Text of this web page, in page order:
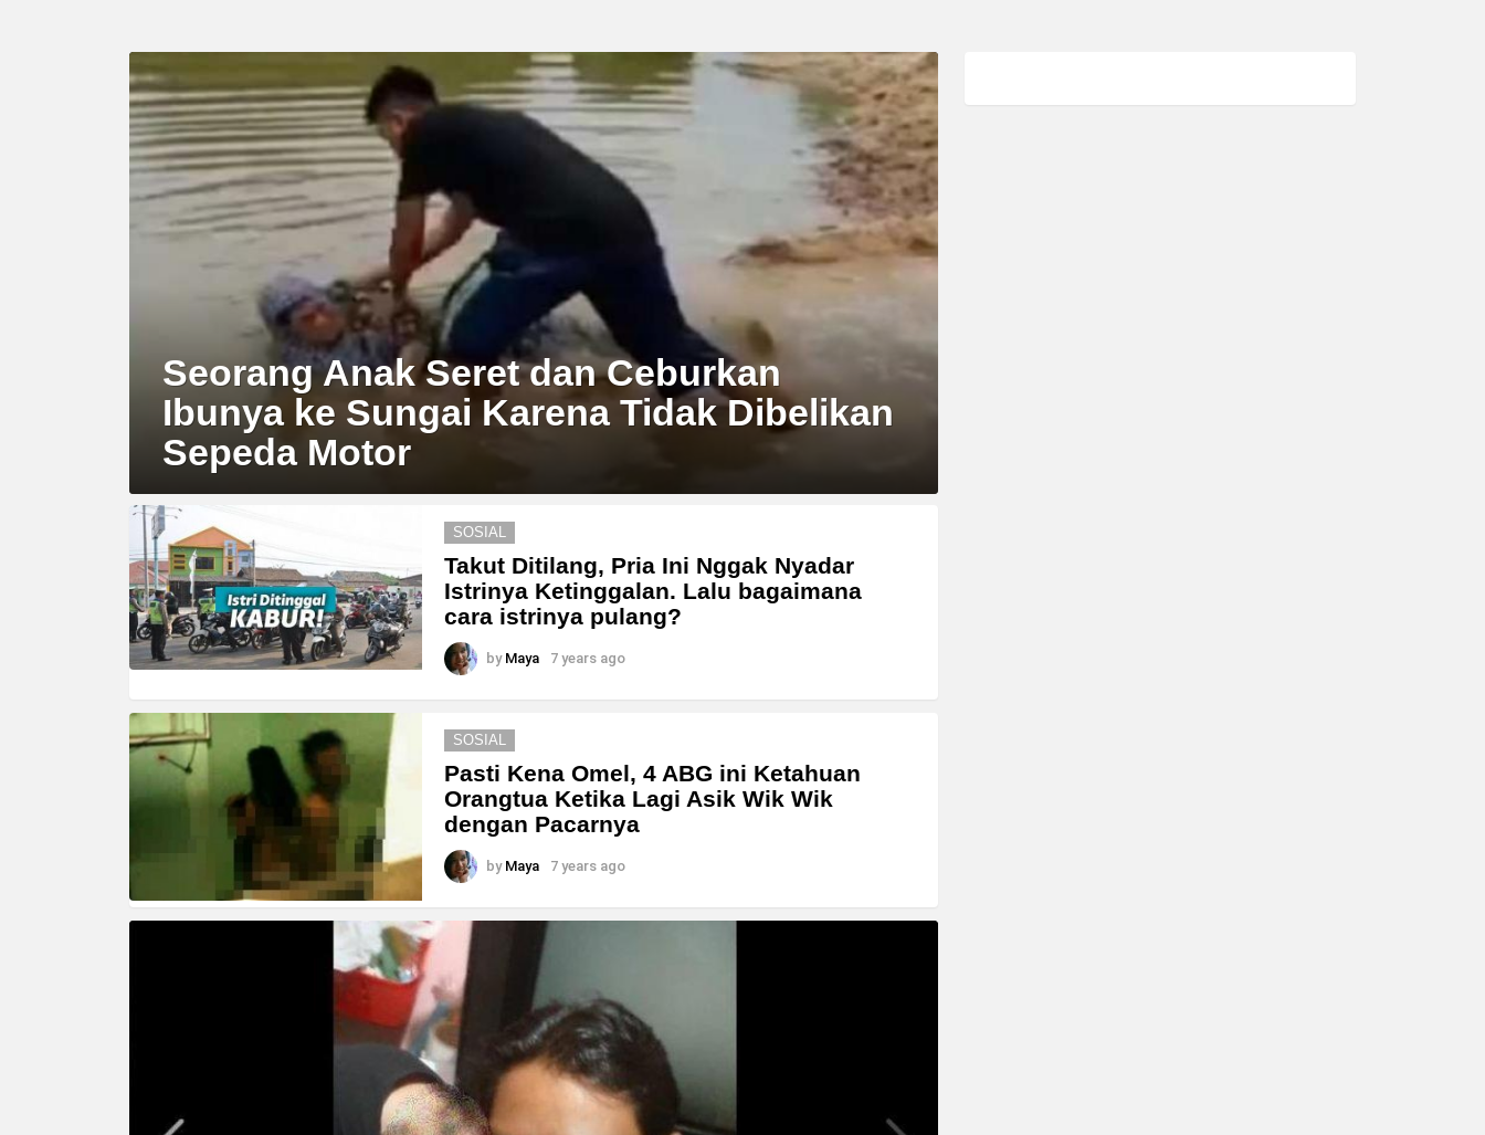
LATEST
STORY
Seorang Anak Seret dan Ceburkan
Ibunya ke Sungai Karena Tidak Dibelikan
Sepeda Motor
MORE
STORIES
SOSIAL
Takut Ditilang, Pria Ini Nggak Nyadar
Istrinya Ketinggalan. Lalu bagaimana
cara istrinya pulang?
by Maya 7 years ago
SOSIAL
Pasti Kena Omel, 4 ABG ini Ketahuan
Orangtua Ketika Lagi Asik Wik Wik
dengan Pacarnya
by Maya 7 years ago